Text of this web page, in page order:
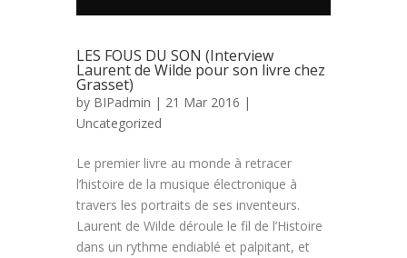
LES FOUS DU SON (Interview
Laurent de Wilde pour son livre chez
Grasset)
by BIPadmin | 21 Mar 2016 |
Uncategorized
Le premier livre au monde à retracer
l’histoire de la musique électronique à
travers les portraits de ses inventeurs.
Laurent de Wilde déroule le fil de l’Histoire
dans un rythme endiablé et palpitant, et